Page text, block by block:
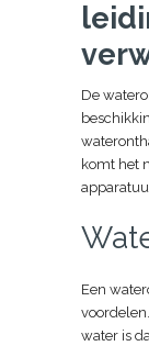
De
komt het
Een
water is